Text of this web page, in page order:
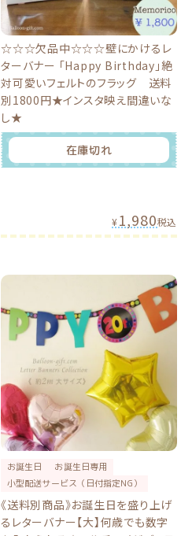
☆☆☆欠品中☆☆☆壁にかけるレ
ターバナー 「Happy Birthday」絶
対可愛いフェルトのフラッグ 送料
別1800円★インスタ映え間違いな
し★
在庫切れ
¥1,980税込
お誕生日
お誕生日専用
小型配送サービス（日付指定NG）
《送料別商品》お誕生日を盛り上げ
るレターバナー【大】何歳でも数字